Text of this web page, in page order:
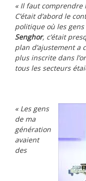
« Il faut comprendre
C’était d’abord le
politique où les
Senghor, c’était
plan d’ajustement a
plus inscrite dans
tous les secteurs
« Les gens
de ma
génération
avaient
des